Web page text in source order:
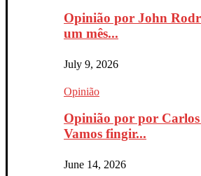
Opinião por John
um mês...
July 9, 2026
Opinião
Opinião por por
Vamos fingir...
June 14, 2026